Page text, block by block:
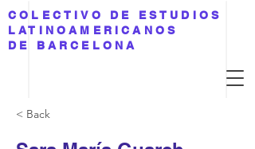
COLECTIVO DE ESTUDIOS
LATINOAMERICANOS
DE BARCELONA
< Back